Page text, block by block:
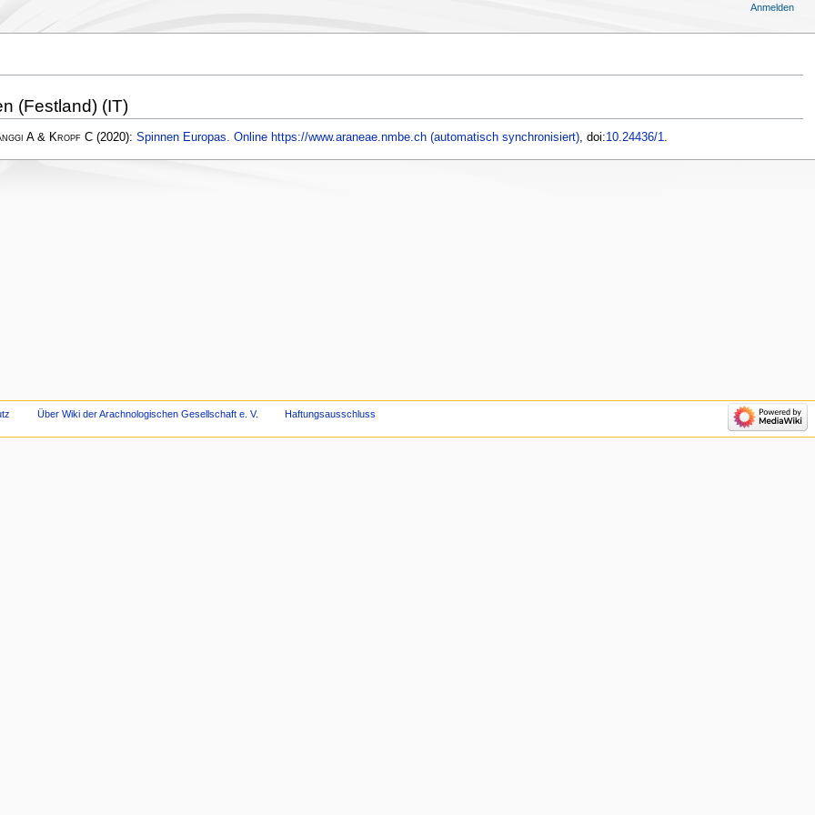
(Festland) (IT)
A & Kropf C(2020): Spinnen Europas. Online https://www.araneae.nmbe.ch (automatisch synchronisiert), doi:10.24436/1.
Anmelden
Über Wiki der Arachnologischen Gesellschaft e. V. Haftungsausschluss